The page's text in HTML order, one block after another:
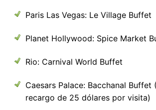
Paris Las Vegas: Le Village Buffet
Planet Hollywood: Spice Market
Rio: Carnival World Buffet
Caesars Palace: Bacchanal Buffet
recargo de 25 dólares por visita)